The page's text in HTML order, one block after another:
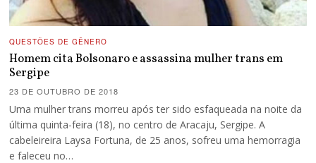
QUESTÕES DE GÊNERO
Homem cita Bolsonaro e assassina mulher trans em
Sergipe
23 DE OUTUBRO DE 2018
Uma mulher trans morreu após ter sido esfaqueada na noite da
última quinta-feira (18), no centro de Aracaju, Sergipe. A
cabeleireira Laysa Fortuna, de 25 anos, sofreu uma hemorragia
e faleceu no…